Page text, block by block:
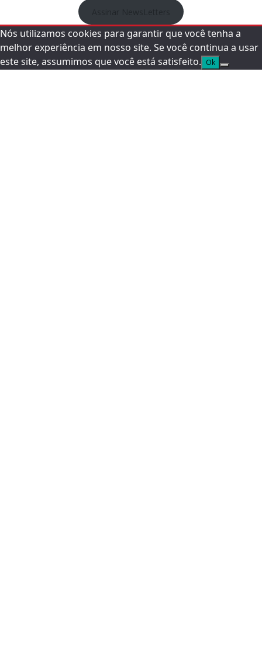
Nós utilizamos cookies para garantir que você tenha a
melhor experiência em nosso site. Se você continua a usar
este site, assumimos que você está satisfeito. Ok